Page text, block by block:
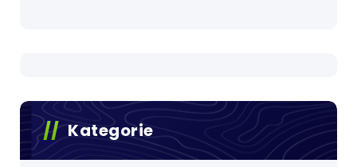
Kategorie